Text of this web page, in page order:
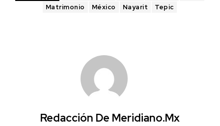
Matrimonio
México Nayarit Tepic
Redacción De Meridiano.mx